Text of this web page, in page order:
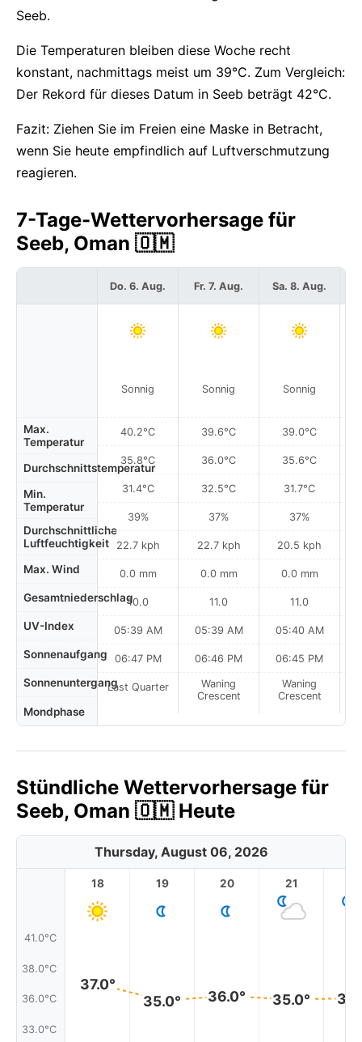
Seeb.
Die Temperaturen bleiben diese Woche recht
konstant, nachmittags meist um 39°C. Zum Vergleich:
Der Rekord für dieses Datum in Seeb beträgt 42°C.
Fazit: Ziehen Sie im Freien eine Maske in Betracht,
wenn Sie heute empfindlich auf Luftverschmutzung
reagieren.
7-Tage-Wettervorhersage für
Seeb, Oman 🇴🇲
Max.
Temperatur
Durchschnittstemperatur
Min.
Temperatur
Durchschnittliche
Luftfeuchtigkeit
Max. Wind
Gesamtniederschlag
UV-Index
Sonnenaufgang
Sonnenuntergang
Mondphase
Do. 6. Aug.
Sonnig
40.2°C
35.8°C
31.4°C
39%
22.7 kph
0.0 mm
10.0
05:39 AM
06:47 PM
Last Quarter
Fr. 7. Aug.
Sonnig
39.6°C
36.0°C
32.5°C
37%
22.7 kph
0.0 mm
11.0
05:39 AM
06:46 PM
Waning
Crescent
Sa. 8. Aug.
Sonnig
39.0°C
35.6°C
31.7°C
37%
20.5 kph
0.0 mm
11.0
05:40 AM
06:45 PM
Waning
Crescent
Stündliche Wettervorhersage für
Seeb, Oman 🇴🇲 Heute
Thursday, August 06, 2026
41.0°C
38.0°C
36.0°C
33.0°C
18
37.0°
19
35.0°
20
36.0°
21
35.0°